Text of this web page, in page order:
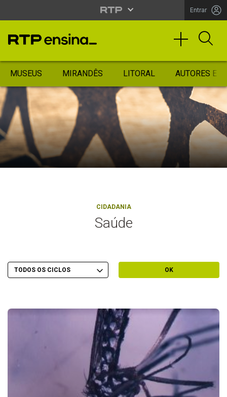
Entrar
MUSEUS MIRANDÊS LITORAL AUTORES
CIDADANIA
Saúde
Filtrar por Ciclo
Escolher Ciclo OK